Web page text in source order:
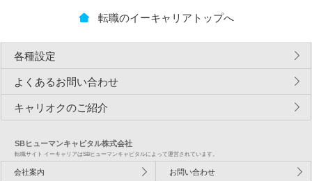
転職のイーキャリアトップへ
各種設定
よくあるお問い合わせ
キャリオクのご紹介
SBヒューマンキャピタル株式会社
転職サイト イーキャリアはSBヒューマンキャピタルによって運営されています。
会社案内 お問い合わせ